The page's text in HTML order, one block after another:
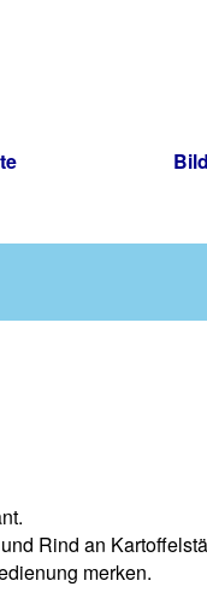
Rind an
merken.